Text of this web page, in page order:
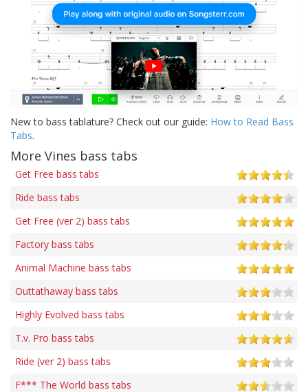
New to bass tablature? Check out our guide: How to Read Bass
Tabs.
More Vines bass tabs
Get Free bass tabs
Ride bass tabs
Get Free (ver 2) bass tabs
Factory bass tabs
Animal Machine bass tabs
Outtathaway bass tabs
Highly Evolved bass tabs
T.v. Pro bass tabs
Ride (ver 2) bass tabs
F*** The World bass tabs